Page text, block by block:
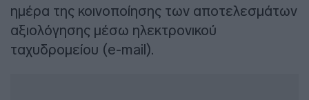
ημέρα της κοινοποίησης των αποτελεσμάτων
αξιολόγησης μέσω ηλεκτρονικού
ταχυδρομείου (e-mail).